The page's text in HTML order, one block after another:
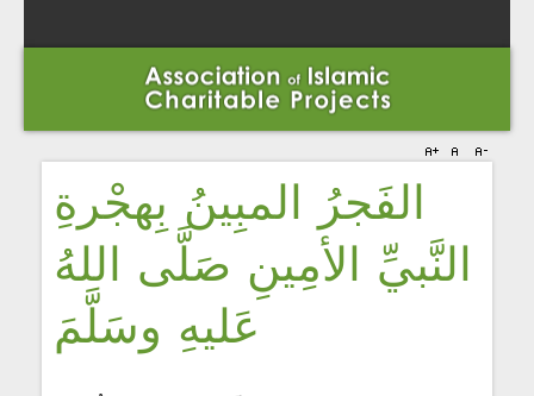
الفَجرُ المبِينُ بِهجْرةِ
النَّبيِّ الأمِينِ صَلَّى اللهُ
عَليهِ وسَلَّمَ